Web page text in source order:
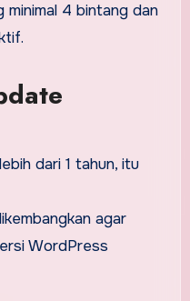
minimal 4 bintang dan
dari 1 tahun, itu
agar
WordPress